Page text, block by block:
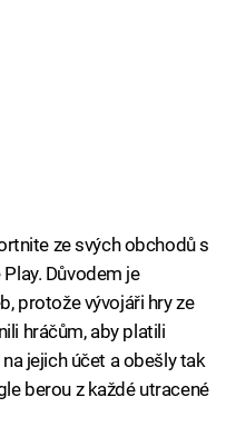
ze svých obchodů s
Důvodem je
protože vývojáři hry ze
hráčům, aby platili
jejich účet a obešly tak
berou z každé utracené